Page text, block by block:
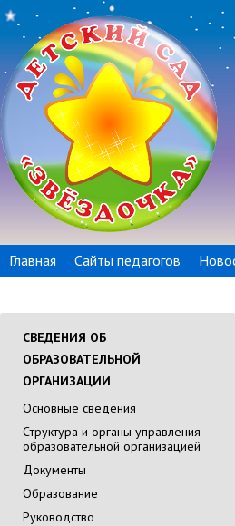
Главная Сайты педагогов
СВЕДЕНИЯ ОБ
ОБРАЗОВАТЕЛЬНОЙ
ОРГАНИЗАЦИИ
Основные сведения
Cтруктура и органы управления
образовательной организацией
Документы
Образование
Руководство